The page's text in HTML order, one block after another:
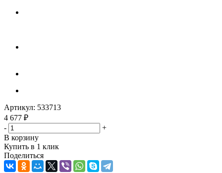
Артикул: 533713
4 677 ₽
-
+
В корзину
Купить в 1 клик
Поделиться